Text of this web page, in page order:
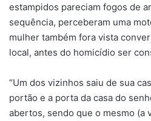
estampidos pareciam fogos de
sequência, perceberam uma
mulher também fora vista
local, antes do homicídio ser
“Um dos vizinhos saiu de sua
portão e a porta da casa do
abertos, sendo que o mesmo (a